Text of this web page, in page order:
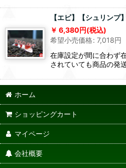
【エビ】【シュリン
6,380円(税込)
希望小売価格: 7,018円
在庫設定が間に合わず
されていても商品の発
ホーム
ショッピングカート
マイページ
会社概要